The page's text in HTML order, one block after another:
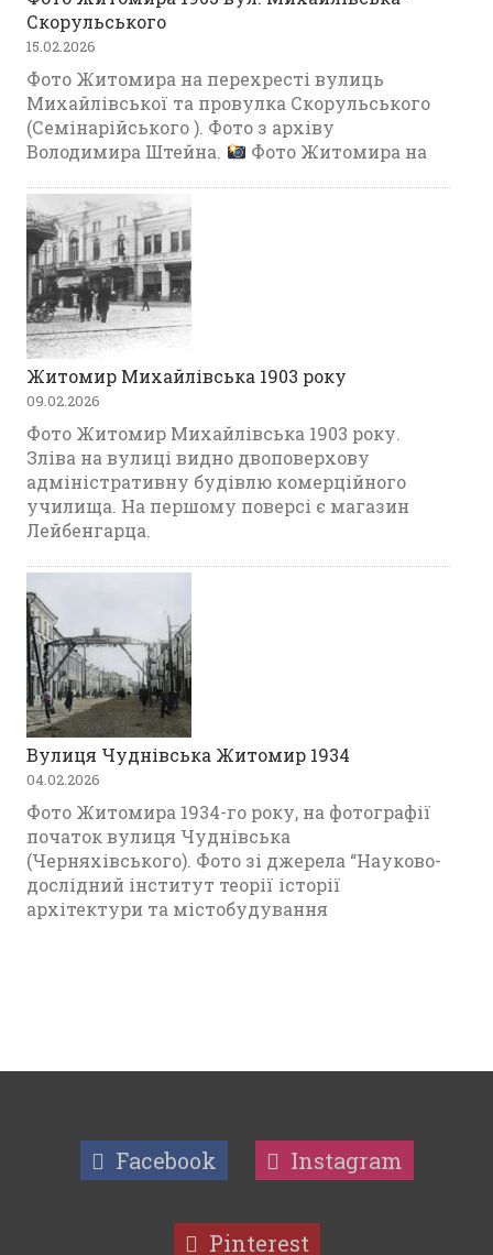
Скорульського
15.02.2026
Фото Житомира на перехресті вулиць
Михайлівської та провулка Скорульського
(Семінарійського ). Фото з архіву
Володимира Штейна.
Фото Житомира на
Житомир Михайлівська 1903 року
09.02.2026
Фото Житомир Михайлівська 1903 року.
Зліва на вулиці видно двоповерхову
адміністративну будівлю комерційного
училища. На першому поверсі є магазин
Лейбенгарца.
Вулиця Чуднівська Житомир 1934
04.02.2026
Фото Житомира 1934-го року, на фотографії
початок вулиця Чуднівська
(Черняхівського). Фото зі джерела “Науково-
дослідний інститут теорії історії
архітектури та містобудування
Facebook Instagram
Pinterest